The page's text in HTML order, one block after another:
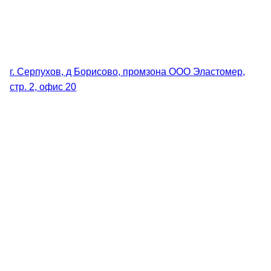
г. Серпухов, д Борисово, промзона ООО Эластомер,
стр. 2, офис 20